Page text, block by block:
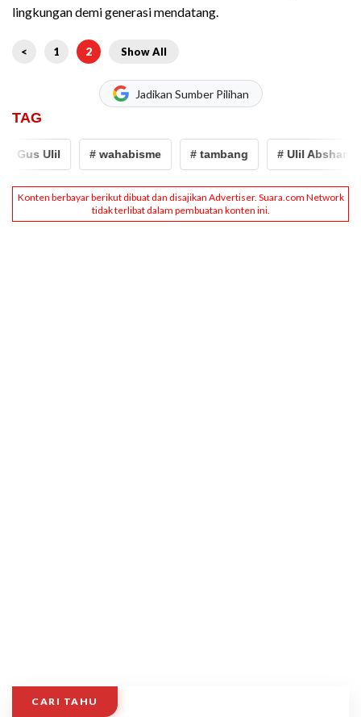
lingkungan demi generasi mendatang.
< 1 2 Show All
Jadikan Sumber Pilihan
TAG
Gus Ulil # wahabisme # tambang # Ulil Abshar
CARI TAHU